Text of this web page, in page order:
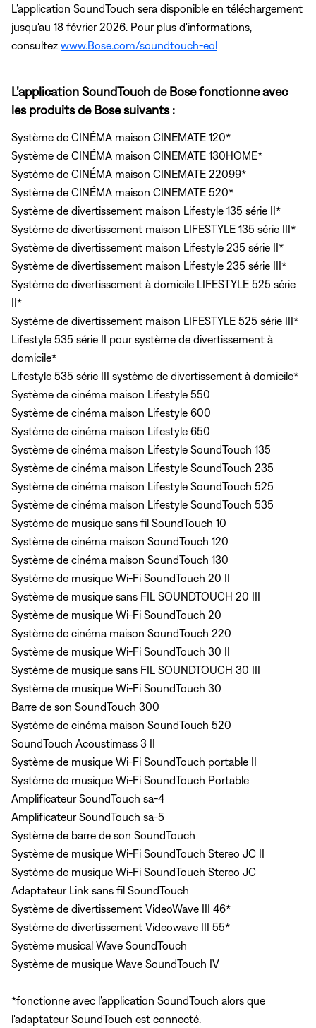
L'application SoundTouch sera disponible en téléchargement
jusqu'au 18 février 2026. Pour plus d'informations,
consultez www.Bose.com/soundtouch-eol
L’application SoundTouch de Bose fonctionne avec
les produits de Bose suivants :
Système de CINÉMA maison CINEMATE 120*
Système de CINÉMA maison CINEMATE 130HOME*
Système de CINÉMA maison CINEMATE 22099*
Système de CINÉMA maison CINEMATE 520*
Système de divertissement maison Lifestyle 135 série II*
Système de divertissement maison LIFESTYLE 135 série III*
Système de divertissement maison Lifestyle 235 série II*
Système de divertissement maison Lifestyle 235 série III*
Système de divertissement à domicile LIFESTYLE 525 série
II*
Système de divertissement maison LIFESTYLE 525 série III*
Lifestyle 535 série II pour système de divertissement à
domicile*
Lifestyle 535 série III système de divertissement à domicile*
Système de cinéma maison Lifestyle 550
Système de cinéma maison Lifestyle 600
Système de cinéma maison Lifestyle 650
Système de cinéma maison Lifestyle SoundTouch 135
Système de cinéma maison Lifestyle SoundTouch 235
Système de cinéma maison Lifestyle SoundTouch 525
Système de cinéma maison Lifestyle SoundTouch 535
Système de musique sans fil SoundTouch 10
Système de cinéma maison SoundTouch 120
Système de cinéma maison SoundTouch 130
Système de musique Wi-Fi SoundTouch 20 II
Système de musique sans FIL SOUNDTOUCH 20 III
Système de musique Wi-Fi SoundTouch 20
Système de cinéma maison SoundTouch 220
Système de musique Wi-Fi SoundTouch 30 II
Système de musique sans FIL SOUNDTOUCH 30 III
Système de musique Wi-Fi SoundTouch 30
Barre de son SoundTouch 300
Système de cinéma maison SoundTouch 520
SoundTouch Acoustimass 3 II
Système de musique Wi-Fi SoundTouch portable II
Système de musique Wi-Fi SoundTouch Portable
Amplificateur SoundTouch sa-4
Amplificateur SoundTouch sa-5
Système de barre de son SoundTouch
Système de musique Wi-Fi SoundTouch Stereo JC II
Système de musique Wi-Fi SoundTouch Stereo JC
Adaptateur Link sans fil SoundTouch
Système de divertissement VideoWave III 46*
Système de divertissement Videowave III 55*
Système musical Wave SoundTouch
Système de musique Wave SoundTouch IV
*fonctionne avec l'application SoundTouch alors que
l'adaptateur SoundTouch est connecté.